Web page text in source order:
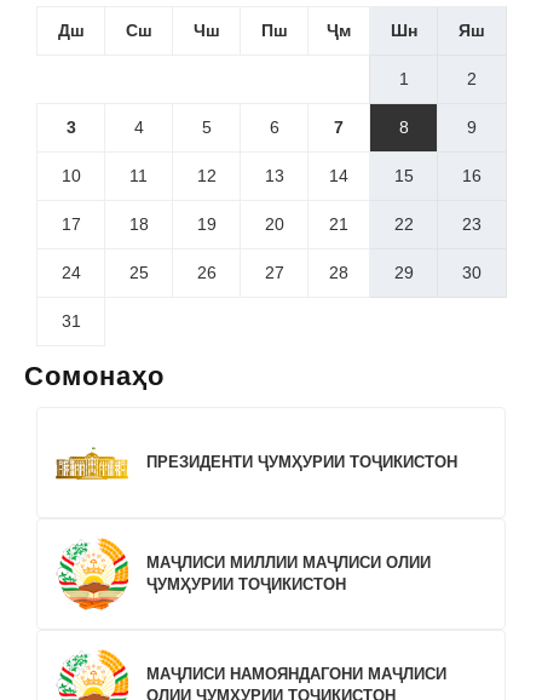
Дш Сш Чш Пш Ҷм Шн Яш
1 2
3 4 5 6 7 8 9
10 11 12 13 14 15 16
17 18 19 20 21 22 23
24 25 26 27 28 29 30
31
Сомонаҳо
ПРЕЗИДЕНТИ ҶУМҲУРИИ ТОҶИКИСТОН
МАҶЛИСИ МИЛЛИИ МАҶЛИСИ ОЛИИ
ҶУМҲУРИИ ТОҶИКИСТОН
МАҶЛИСИ НАМОЯНДАГОНИ МАҶЛИСИ
ОЛИИ ҶУМҲУРИИ ТОҶИКИСТОН